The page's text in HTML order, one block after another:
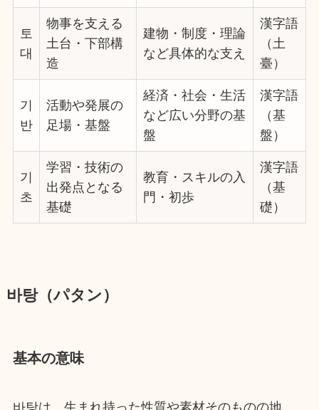
토
대
物事を支える
土台・下部構
造
建物・制度・理論
など具体的な支え
漢字語
（土
臺）
기
반
活動や発展の
足場・基盤
経済・社会・生活
など広い分野の基
盤
漢字語
（基
盤）
기
초
学習・技術の
出発点となる
基礎
教育・スキルの入
門・初歩
漢字語
（基
礎）
바탕（パタン）
基本の意味